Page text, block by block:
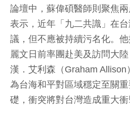
論壇中，蘇偉碩醫師則聚焦
表示，近年「九二共識」在
議，但不應被持續污名化。
麗文日前率團赴美及訪問大
漢．艾利森（Graham
為台海和平對區域穩定至關
礎，衝突將對台灣造成重大衝